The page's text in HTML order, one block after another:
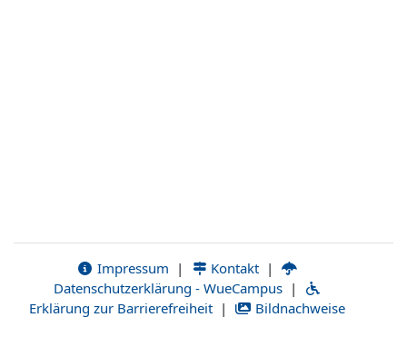
Impressum | Kontakt |
Datenschutzerklärung - WueCampus |
Erklärung zur Barrierefreiheit | Bildnachweise